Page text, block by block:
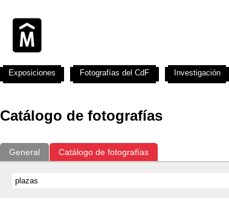
Catálogo de fotografías
General Catálogo de fotografías
Exposiciones Fotografías del CdF Investigación